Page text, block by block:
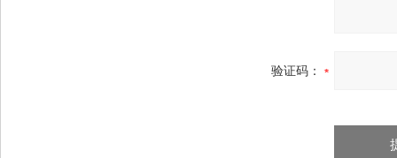
验证码：